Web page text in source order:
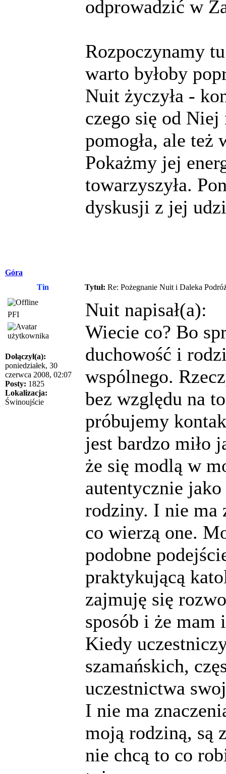
odprowadzić w
Rozpoczynamy
warto byłoby
Nuit życzyła -
czego się od
pomogła, ale też
Pokażmy jej
towarzyszyła.
dyskusji z jej
Góra
Tin
Tytuł: Re: Pożegnanie Nuit i Daleka
PFI
Dołączył(a):
poniedziałek, 30
czerwca 2008, 02:07
Posty: 1825
Lokalizacja:
Świnoujście
Nuit napisał(a):
Wiecie co? Bo
duchowość i
wspólnego.
bez względu na
próbujemy
jest bardzo miło
że się modlą w
autentycznie
rodziny. I nie ma
co wierzą one.
podobne
praktykującą
zajmuję się
sposób i że mam
Kiedy
szamańskich,
uczestnictwa
I nie ma
moją rodziną, są
nie chcą to co